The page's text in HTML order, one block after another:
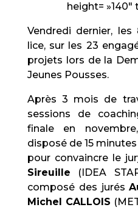
height= »140″
Vendredi dernier,
lice, sur les 23
projets lors de la
Jeunes Pousses.
Après 3 mois de
sessions de
finale en
disposé de 15
pour convaincre le
Sireuille (IDEA
composé des jurés
Michel CALLOIS